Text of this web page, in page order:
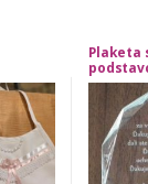
Plaketa